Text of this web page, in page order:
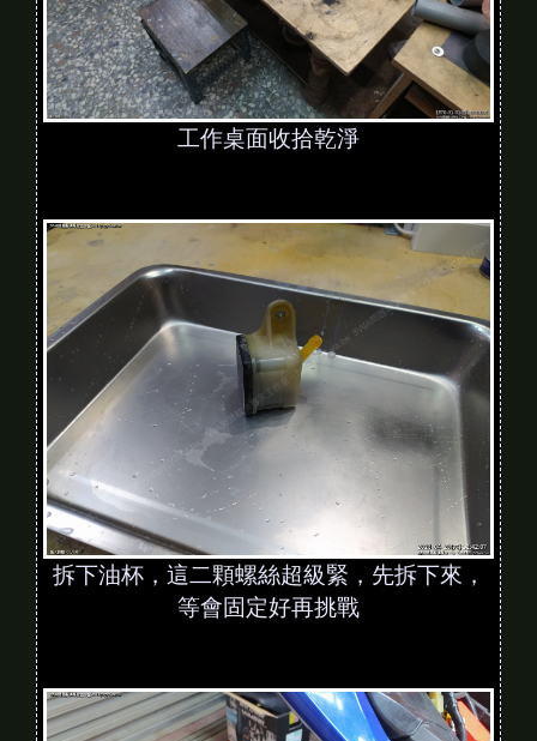
工作桌面收拾乾淨
拆下油杯，這二顆螺絲超級緊，先拆下來，
等會固定好再挑戰